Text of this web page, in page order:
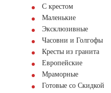
С крестом
Маленькие
Эксклюзивные
Часовни и Голгофы
Кресты из гранита
Европейские
Мраморные
Готовые со Скидкой